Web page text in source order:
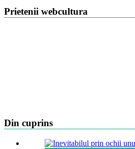
Prietenii webcultura
Din cuprins